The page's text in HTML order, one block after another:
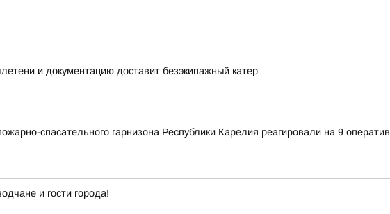
и документацию доставит безэкипажный катер
спасательного гарнизона Республики Карелия реагировали на 9
и гости города!